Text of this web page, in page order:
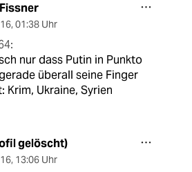
, 01:38 Uhr
nur dass Putin in Punkto
überall seine Finger
Krim, Ukraine, Syrien
gelöscht)
, 13:06 Uhr